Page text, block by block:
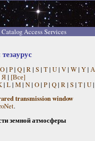
Catalog Access Services
O| P| Q| R | S| T| U| V| W| Y| А
Я| [Все]
| L| M| N| O| P| Q| R | S| T| U|
transmission window
.
земной атмосферы